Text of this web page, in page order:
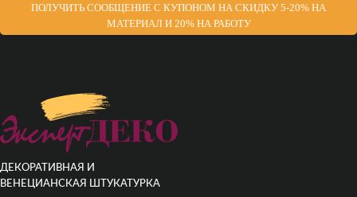
ПОЛУЧИТЬ СООБЩЕНИЕ С КУПОНОМ НА СКИДКУ 5-20% НА
МАТЕРИАЛ И 20% НА РАБОТУ
ДЕКОРАТИВНАЯ И
ВЕНЕЦИАНСКАЯ ШТУКАТУРКА